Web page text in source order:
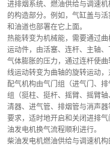
进排烟系统、燃油供给与调速机
的构造部分。例如，气缸盖与
和油道也部署在它上面。
热能转变为机械能，需要通过
运动件，由活塞、连杆、主轴
气体膨胀的压力，通过连杆使曲
线运动转变为曲轴的旋转运动，
配气机构由气门组（进气门、
组（挺柱、挺杆、摇臂、摇臂
清器、进气管、排烟管与消声
要求，适时地开启和关闭进排
油发电机换气流程顺利进行。
柴油发电机燃油供给与调速机